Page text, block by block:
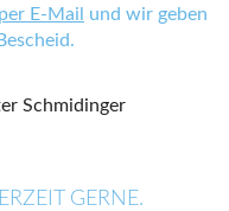
per E-Mail
und wir geben
GERNE.